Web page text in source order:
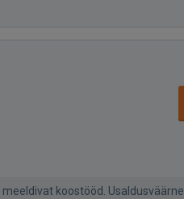
koostööd. Usaldusväärne.